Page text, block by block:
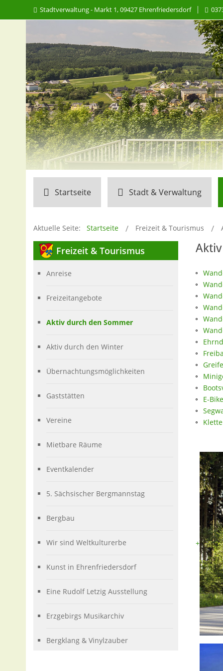
Stadtverwaltung - Markt 1, 09427 Ehrenfriedersdorf
Aktiv durch den
Startseite Stadt & Verwaltung
Aktuelle Seite: Startseite Freizeit & Tourismus
E-
+
Freizeit & Tourismus
Anreise
Freizeitangebote
Aktiv durch den Sommer
Aktiv durch den Winter
Übernachtungsmöglichkeiten
Gaststätten
Vereine
Mietbare Räume
Eventkalender
5. Sächsischer Bergmannstag
Bergbau
Wir sind Weltkulturerbe
Kunst in Ehrenfriedersdorf
Eine Rudolf Letzig Ausstellung
Erzgebirgs Musikarchiv
Bergklang & Vinylzauber